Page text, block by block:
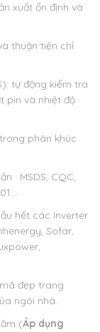
xuất ổn định và
thuận tiện chỉ
tự động kiểm tra
pin và nhiệt độ
phân khúc
: MSDS, CQC,
hết các Inverter
Sofar,
đẹp trang
ngôi nhà.
(Áp dụng